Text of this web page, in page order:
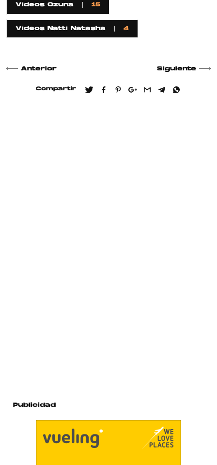
Videos Ozuna 15
Videos Natti Natasha 4
Anterior Siguiente
Compartir
Publicidad